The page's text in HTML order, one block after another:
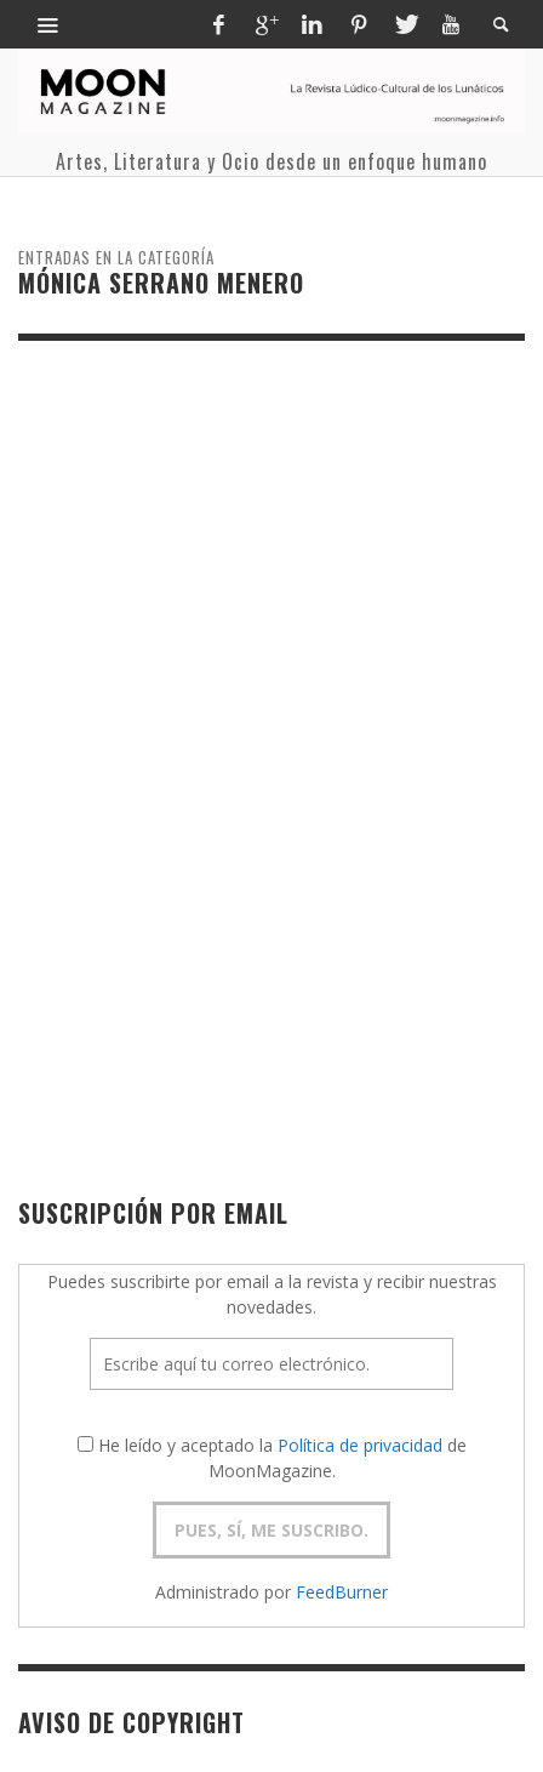
Artes, Literatura y Ocio desde un enfoque humano
ENTRADAS EN LA CATEGORÍA
MÓNICA SERRANO MENERO
SUSCRIPCIÓN POR EMAIL
Puedes suscribirte por email a la revista y recibir nuestras
novedades.
He leído y aceptado la Política de privacidad de
MoonMagazine.
Administrado por FeedBurner
AVISO DE COPYRIGHT